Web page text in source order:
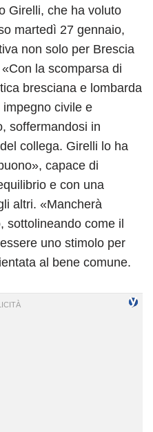
Girelli, che ha voluto
martedì 27 gennaio,
non solo per Brescia
la scomparsa di
bresciana e lombarda
civile e
soffermandosi in
collega. Girelli lo ha
capace di
e con una
altri. «Mancherà
sottolineando come il
uno stimolo per
al bene comune.